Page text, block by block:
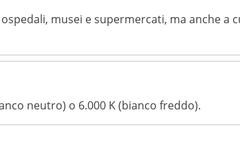
musei e supermercati, ma anche a
neutro) o 6.000 K (bianco freddo).